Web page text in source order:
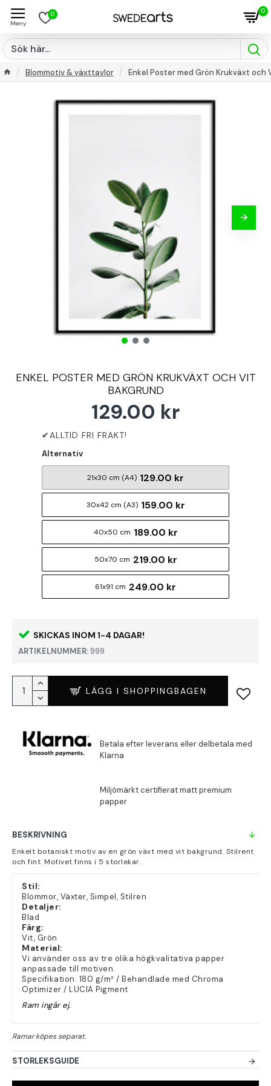
0 0
Blommotiv & växttavlor Enkel Poster med Grön Krukväxt och
ENKEL POSTER MED GRÖN KRUKVÄXT OCH VIT
BAKGRUND
SKICKAS INOM 1-4 DAGAR!
ARTIKELNUMMER:999
129.00 kr
Alternativ
21x30 cm (A4) 129.00 kr
30x42 cm (A3) 159.00 kr
40x50 cm 189.00 kr
50x70 cm 219.00 kr
61x91 cm 249.00 kr
LÄGG I SHOPPINGBAGEN
BESKRIVNING
Enkelt botaniskt motiv av en grön växt med vit bakgrund. Stilrent
och fint. Motivet finns i 5 storlekar.
Stil:
Blommor, Växter, Simpel, Stilren
Detaljer:
Blad
Färg:
Vit, Grön
Material:
Vi använder oss av tre olika högkvalitativa papper
anpassade till motiven.
Specifikation: 180 g/m² / Behandlade med Chroma
Optimizer / LUCIA Pigment
Ram ingår ej.
STORLEKSGUIDE